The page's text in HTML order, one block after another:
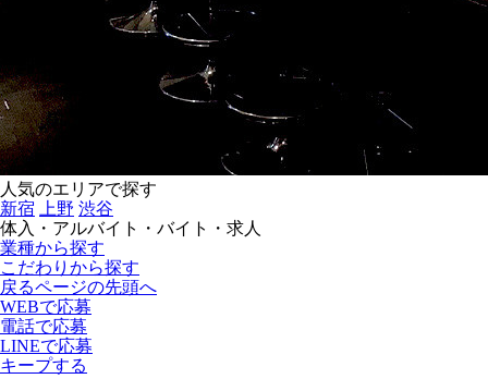
人気のエリアで探す
新宿
上野 渋谷
体入・アルバイト・バイト・求人
業種から探す
こだわりから探す
戻るページの先頭へ
WEBで応募
電話で応募
LINEで応募
キープする